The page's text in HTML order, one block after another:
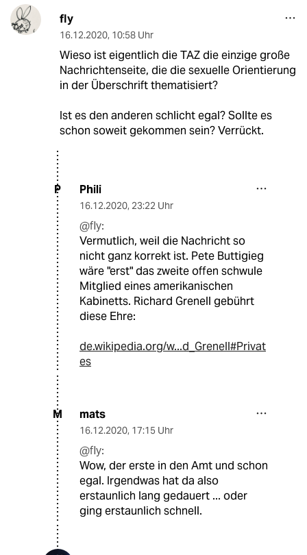
fly
16.12.2020, 10:58 Uhr
Wieso ist eigentlich die TAZ die einzige große
Nachrichtenseite, die die sexuelle Orientierung
in der Überschrift thematisiert?
Ist es den anderen schlicht egal? Sollte es
schon soweit gekommen sein? Verrückt.
P Phili
16.12.2020, 23:22 Uhr
@fly:
Vermutlich, weil die Nachricht so
nicht ganz korrekt ist. Pete Buttigieg
wäre "erst" das zweite offen schwule
Mitglied eines amerikanischen
Kabinetts. Richard Grenell gebührt
diese Ehre:
de.wikipedia.org/w...d_Grenell#Privat
es
M mats
16.12.2020, 17:15 Uhr
@fly:
Wow, der erste in den Amt und schon
egal. Irgendwas hat da also
erstaunlich lang gedauert ... oder
ging erstaunlich schnell.